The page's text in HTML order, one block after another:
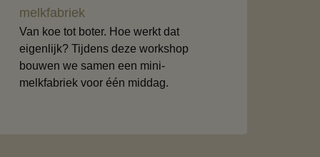
melkfabriek
Van koe tot boter. Hoe werkt dat
eigenlijk? Tijdens deze workshop
bouwen we samen een mini-
melkfabriek voor één middag.